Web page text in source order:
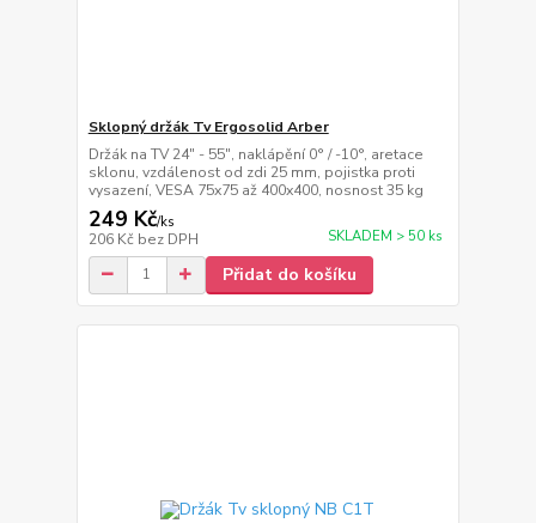
Sklopný držák Tv Ergosolid Arber
Držák na TV 24" - 55", naklápění 0° / -10°, aretace
sklonu, vzdálenost od zdi 25 mm, pojistka proti
vysazení, VESA 75x75 až 400x400, nosnost 35 kg
249 Kč/ks
206 Kč bez DPH SKLADEM > 50 ks
Přidat do košíku